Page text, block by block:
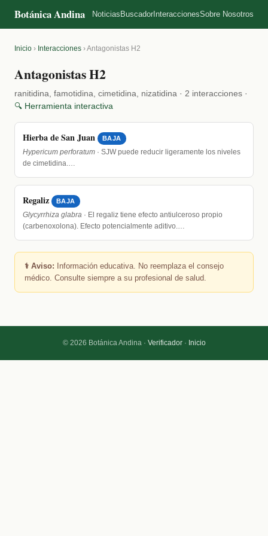
Botánica Andina Noticias Buscador InteraccionesSobre Nosotros
Inicio › Interacciones ›Antagonistas H2
Antagonistas H2
ranitidina, famotidina, cimetidina, nizatidina · 2 interacciones ·
🔍 Herramienta interactiva
Hierba de San Juan BAJA
Hypericum perforatum· SJW puede reducir ligeramente los niveles
de cimetidina.…
Regaliz BAJA
Glycyrrhiza glabra · El regaliz tiene efecto antiulceroso propio
(carbenoxolona). Efecto potencialmente aditivo.…
⚕️ Aviso: Información educativa. No reemplaza el consejo
médico. Consulte siempre a su profesional de salud.
© 2026 Botánica Andina · Verificador· Inicio